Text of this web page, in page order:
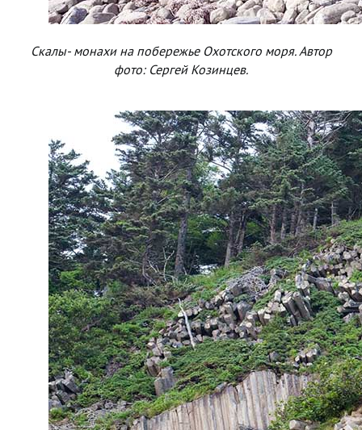
Скалы- монахи на побережье Охотского моря. Автор
фото: Сергей Козинцев.